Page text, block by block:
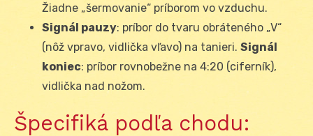
Žiadne „šermovanie“ príborom vo vzduchu.
Signál pauzy: príbor do tvaru obráteného „V“
(nôž vpravo, vidlička vľavo) na tanieri. Signál
koniec: príbor rovnobežne na 4:20 (ciferník),
vidlička nad nožom.
Špecifiká podľa chodu: